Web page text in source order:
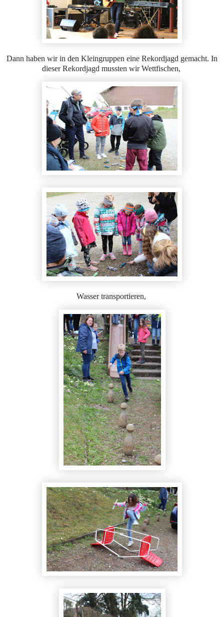
Dann haben wir in den Kleingruppen eine Rekordjagd gemacht. In
dieser Rekordjagd mussten wir Wettfischen,
Wasser transportieren,